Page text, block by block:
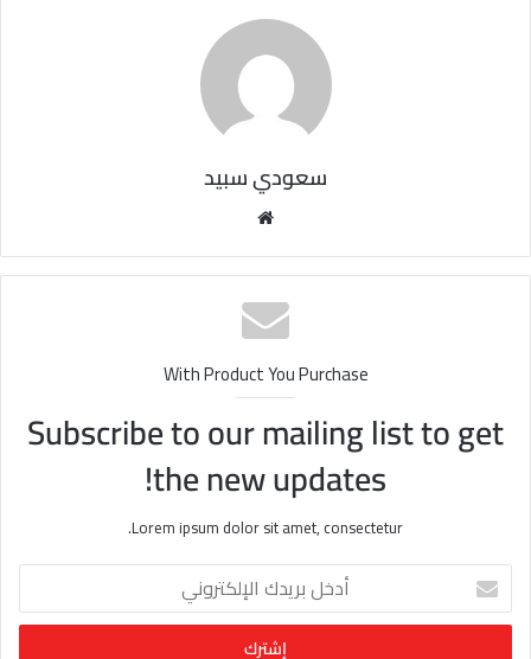
سعودي سبيد
الوي
ب
With Product You Purchase
Subscribe to our mailing list to get
the new updates!
Lorem ipsum dolor sit amet, consectetur.
خ